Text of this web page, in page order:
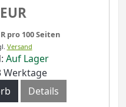
pro 100 Seiten
Versand
Auf Lager
Werktage
Details